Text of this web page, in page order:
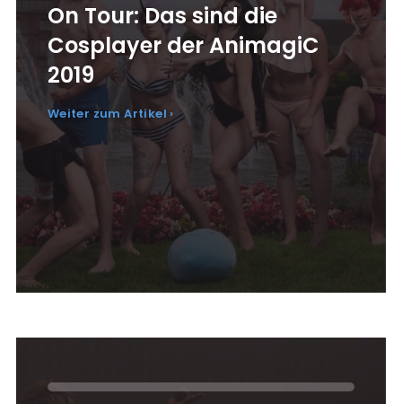
On Tour: Das sind die
Cosplayer der AnimagiC
2019
Weiter zum Artikel ›